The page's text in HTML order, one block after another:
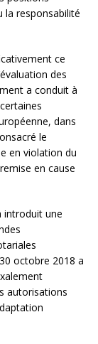
la responsabilité
ce
des
a conduit à
dans
le
en violation du
en cause
introduit une
octobre 2018 a
autorisations